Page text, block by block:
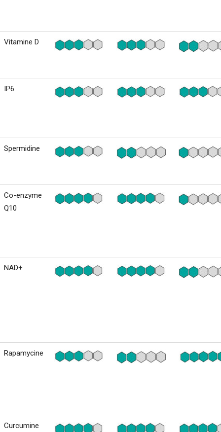
Vitamine D
IP6
Spermidine
Co-enzyme
Q10
NAD+
Rapamycine
Curcumine